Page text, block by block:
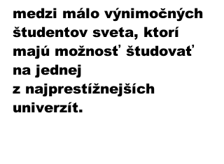
medzi málo výnimočných
študentov sveta, ktorí
majú možnosť študovať
na jednej
z najprestížnejších
univerzít.